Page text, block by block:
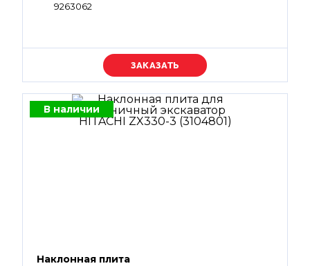
9263062
Уточняйте цену
В наличии
Наклонная плита